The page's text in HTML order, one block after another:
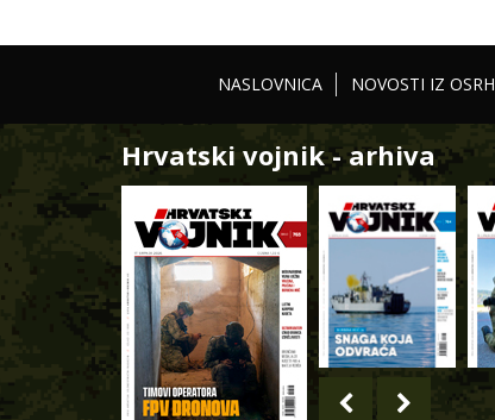
NASLOVNICA NOVOSTI IZ OSRH
Hrvatski vojnik - arhiva